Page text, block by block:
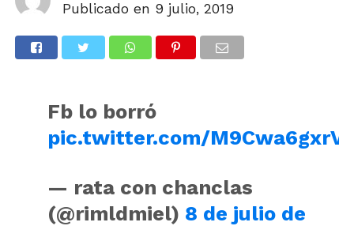
Publicado en 9 julio, 2019
Fb lo borró
pic.twitter.com/M9Cwa6gxrV
— rata con chanclas
(@rimldmiel) 8 de julio de